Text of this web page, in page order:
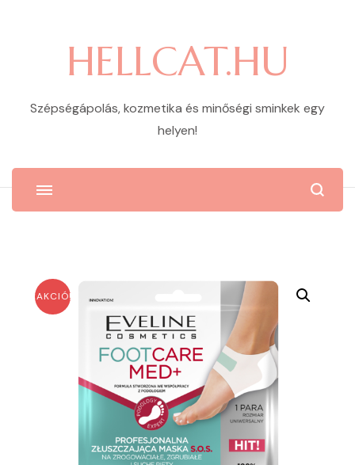
HELLCAT.HU
Szépségápolás, kozmetika és minőségi sminkek egy
helyen!
AKCIÓ!